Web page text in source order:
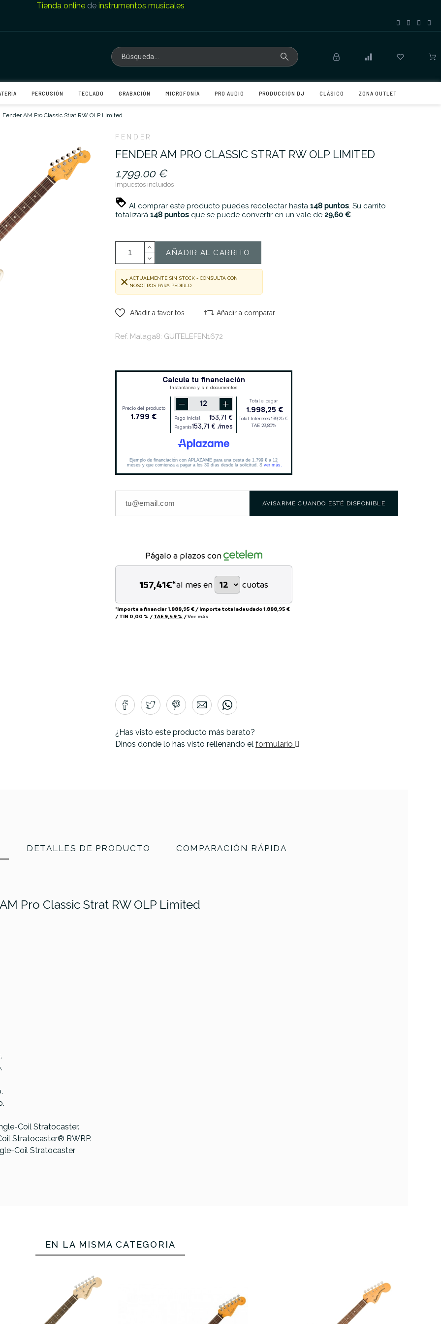
Tienda onlinede instrumentos musicales
PERCUSIÓN TECLADO GRABACIÓN MICROFONÍA PRO AUDIO PRODUCCIÓN DJ CLÁSICO ZONA OUTLET
Fender AM Pro Classic Strat RW OLP Limited
FENDER
FENDER AM PRO CLASSIC STRAT RW OLP LIMITED
1.799,00 €
Impuestos incluidos
Al comprar este producto puedes recolectar hasta 148 puntos. Su carrito
totalizará 148 puntos que se puede convertir en un vale de 29,60 €.
AÑADIR AL CARRITO
ACTUALMENTE SIN STOCK - CONSULTA CON
NOSOTROS PARA PEDIRLO
Añadir a favoritos Añadir a comparar
Ref. Malaga8: GUITELEFEN1672
AVISARME CUANDO ESTÉ DISPONIBLE
Págalo a plazos con
157,41€*al mes en cuotas
*Importe a financiar1.888,95 € / Importe total adeudado1.888,95 €
/ TIN 0,00 % / TAE 9,49 % /Ver más
¿Has visto este producto más barato?
Dinos donde lo has visto rellenando el formulario
DETALLES DE PRODUCTO COMPARACIÓN RÁPIDA
Pro Classic Strat RW OLP Limited
Coil Stratocaster.
Stratocaster® RWRP.
Coil Stratocaster
EN LA MISMA CATEGORÍA